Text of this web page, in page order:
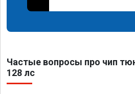
Частые вопросы про чип
128 лс